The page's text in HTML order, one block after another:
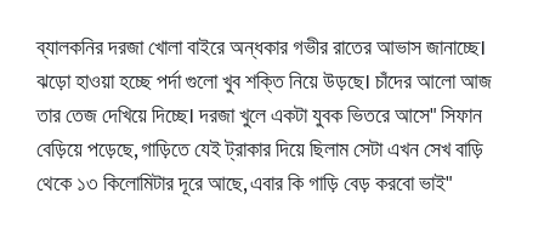
ব্যালকনির দরজা খোলা বাইরে অন্ধকার গভীর রাতের আভাস জানাচ্ছে।
ঝড়ো হাওয়া হচ্ছে পর্দা গুলো খুব শক্তি নিয়ে উড়ছে। চাঁদের আলো আজ
তার তেজ দেখিয়ে দিচ্ছে। দরজা খুলে একটা যুবক ভিতরে আসে" সিফান
বেড়িয়ে পড়েছে, গাড়িতে যেই ট্রাকার দিয়ে ছিলাম সেটা এখন সেখ বাড়ি
থেকে ১৩ কিলোমিটার দূরে আছে, এবার কি গাড়ি বেড় করবো ভাই"